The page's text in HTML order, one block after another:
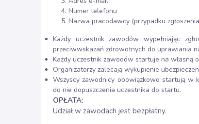
Numer telefonu
Nazwa pracodawcy (przypadku
Każdy uczestnik zawodów wypełniając
przeciwwskazań zdrowotnych do uprawiania
Każdy uczestnik zawodów startuje na własną
Organizatorzy zalecają wykupienie
Wszyscy zawodnicy obowiązkowo startują w
do nie dopuszczenia uczestnika do startu.
OPŁATA:
Udział w zawodach jest bezpłatny.